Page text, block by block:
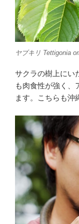
ヤブキリ Tettigonia
サクラの樹上にい
も肉食性が強く、
ます。こちらも沖